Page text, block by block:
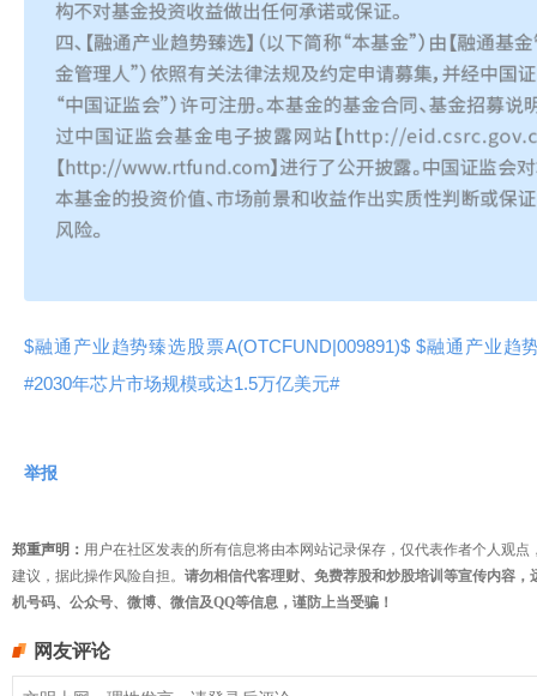
$融通产业趋势臻选股票A(OTCFUND|009891)$ $融通产业趋
#2030年芯片市场规模或达1.5万亿美元#
举报
郑重声明： 用户在社区发表的所有信息将由本网站记录保存，仅代表作者个人观
建议，据此操作风险自担。 请勿相信代客理财、免费荐股和炒股培训等宣传内容
机号码、公众号、微博、微信及QQ等信息，谨防上当受骗！
网友评论